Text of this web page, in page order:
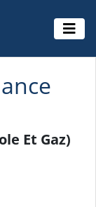
Et Gaz)